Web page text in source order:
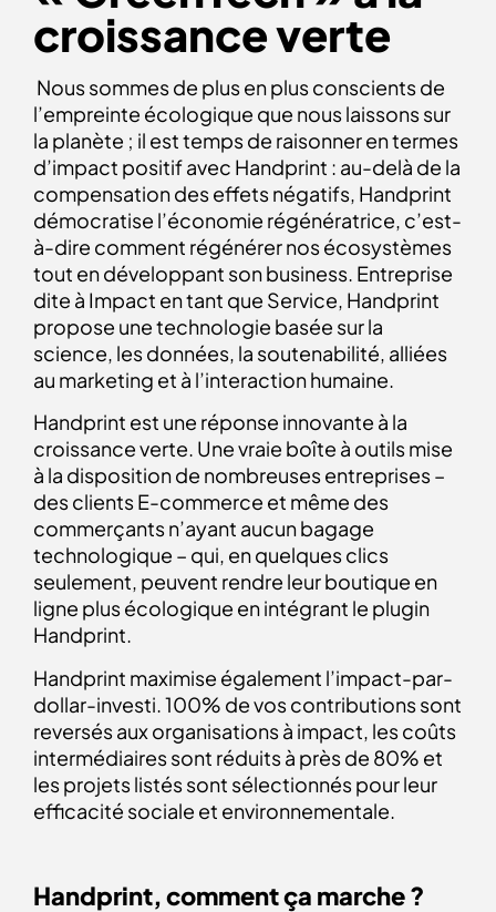
croissance verte
Nous sommes de plus en plus conscients de
l’empreinte écologique que nous laissons sur
la planète ; il est temps de raisonner en termes
d’impact positif avec Handprint : au-delà de la
compensation des effets négatifs, Handprint
démocratise l’économie régénératrice, c’est-
à-dire comment régénérer nos écosystèmes
tout en développant son business. Entreprise
dite à Impact en tant que Service, Handprint
propose une technologie basée sur la
science, les données, la soutenabilité, alliées
au marketing et à l’interaction humaine.
Handprint est une réponse innovante à la
croissance verte. Une vraie boîte à outils mise
à la disposition de nombreuses entreprises –
des clients E-commerce et même des
commerçants n’ayant aucun bagage
technologique – qui, en quelques clics
seulement, peuvent rendre leur boutique en
ligne plus écologique en intégrant le plugin
Handprint.
Handprint maximise également l’impact-par-
dollar-investi. 100% de vos contributions sont
reversés aux organisations à impact, les coûts
intermédiaires sont réduits à près de 80% et
les projets listés sont sélectionnés pour leur
efficacité sociale et environnementale.
Handprint, comment ça marche ?